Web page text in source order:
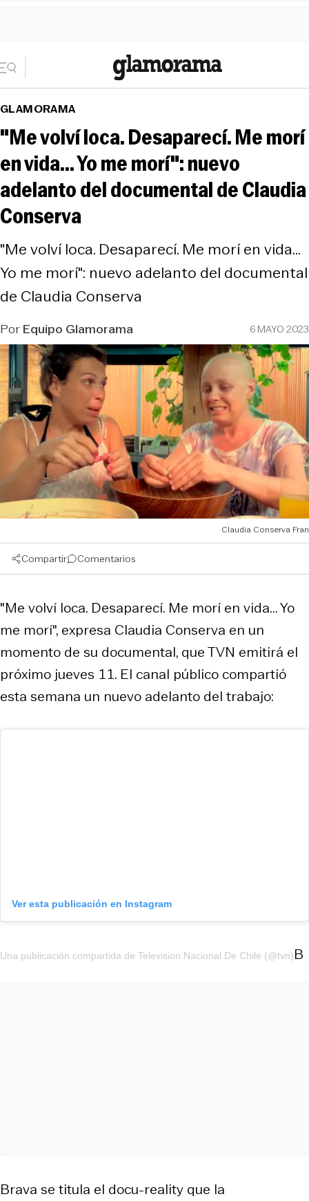
GLAMORAMA
"Me volví loca. Desaparecí. Me morí
en vida... Yo me morí": nuevo
adelanto del documental de Claudia
Conserva
"Me volví loca. Desaparecí. Me morí en vida...
Yo me morí": nuevo adelanto del documental
de Claudia Conserva
PorEquipo Glamorama 6 MAYO 2023
Claudia Conserva Fran
Compartir Comentarios
"Me volví loca. Desaparecí. Me morí en vida... Yo
me morí", expresa Claudia Conserva en un
momento de su documental, que TVN emitirá el
próximo jueves 11. El canal público compartió
esta semana un nuevo adelanto del trabajo:
Ver esta publicación en Instagram
Una publicación compartida de Television Nacional De Chile (@tvn)B
Brava se titula el docu-reality que la